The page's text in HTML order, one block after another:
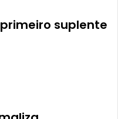
suplente